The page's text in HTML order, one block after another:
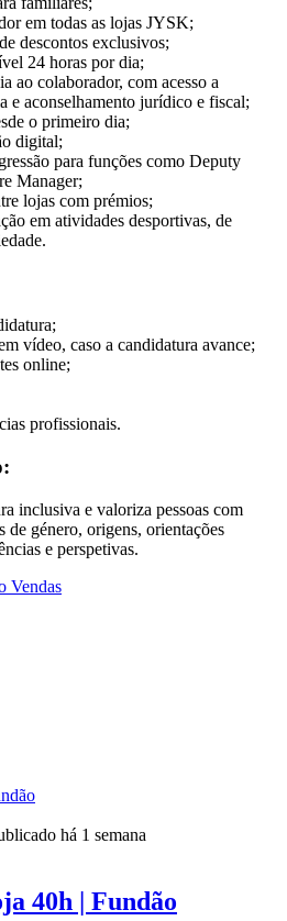
em todas as lojas JYSK;
descontos exclusivos;
24 horas por dia;
ao colaborador, com acesso a
e aconselhamento jurídico e fiscal;
o primeiro dia;
digital;
para funções como Deputy
Manager;
lojas com prémios;
em atividades desportivas, de
vídeo, caso a candidatura avance;
online;
profissionais.
inclusiva e valoriza pessoas com
de género, origens, orientações
e perspetivas.
Vendas
há 1 semana
40h | Fundão